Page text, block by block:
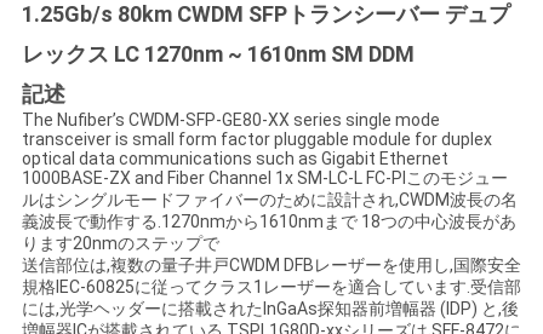
し
な
さ
い
ニ
ュ
1.25Gb/s 80km CWDM SFPトランシーバー デュプ
レックス LC 1270nm ~ 1610nm SM DDM
記述
The Nufiber’s CWDM-SFP-GE80-XX series single mode
transceiver is small form factor pluggable module for duplex
optical data communications such as Gigabit Ethernet
1000BASE-ZX and Fiber Channel 1x SM-LC-L FC-PIこのモジュー
ルはシングルモードファイバーのために設計され,CWDM波長の名
義波長で動作する.1270nmから1610nmまで 18つの中心波長があ
ります20nmのステップで
送信部位は,複数の量子井戸CWDM DFBレーザーを使用し,国際安全
規格IEC-60825に従ってクラス1レーザーを適合しています.受信部
には,光学ヘッダーに搭載されたInGaAs探知器前増幅器 (IDP) と,後